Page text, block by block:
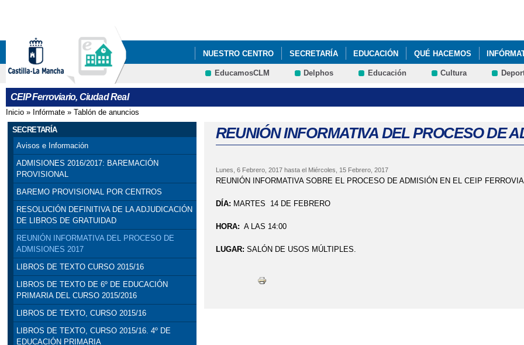
NUESTRO CENTRO SECRETARÍA EDUCACIÓN QUÉ HACEMOS
PREMIO EN EL 112 EN TOLEDO AYUDA PARA COMEDORES ESCOLARES
PRIMER
VISITA DE ROBERTO SANTIAGO, ESCRITOR.
EducamosCLM Delphos Educación Cultura
CEIP Ferroviario, Ciudad Real
Se encuentra usted aquí
Inicio » Infórmate » Tablón de anuncios
SECRETARÍA
Avisos e Información
ADMISIONES 2016/2017: BAREMACIÓN
PROVISIONAL
BAREMO PROVISIONAL POR CENTROS
RESOLUCIÓN DEFINITIVA DE LA ADJUDICACIÓN
DE LIBROS DE GRATUIDAD
REUNIÓN INFORMATIVA DEL PROCESO DE
ADMISIONES 2017
LIBROS DE TEXTO CURSO 2015/16
LIBROS DE TEXTO DE 6º DE EDUCACIÓN
PRIMARIA DEL CURSO 2015/2016
LIBROS DE TEXTO, CURSO 2015/16
LIBROS DE TEXTO, CURSO 2015/16. 4º DE
EDUCACIÓN PRIMARIA
REUNIÓN INFORMATIVA DEL PROCESO DE
Lunes, 6 Febrero, 2017hasta el Miércoles, 15 Febrero, 2017
REUNIÓN INFORMATIVA SOBRE EL PROCESO DE ADMISIÓN EN EL CEIP
DÍA: MARTES 14 DE FEBRERO
HORA: A LAS 14:00
LUGAR: SALÓN DE USOS MÚLTIPLES.